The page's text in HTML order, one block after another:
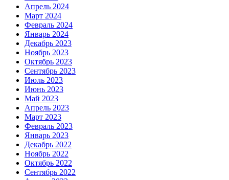
Апрель 2024
Март 2024
Февраль 2024
Январь 2024
Декабрь 2023
Ноябрь 2023
Октябрь 2023
Сентябрь 2023
Июль 2023
Июнь 2023
Май 2023
Апрель 2023
Март 2023
Февраль 2023
Январь 2023
Декабрь 2022
Ноябрь 2022
Октябрь 2022
Сентябрь 2022